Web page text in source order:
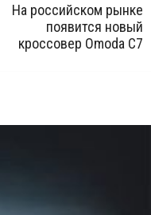
На российском рынке
появится новый
кроссовер Omoda C7